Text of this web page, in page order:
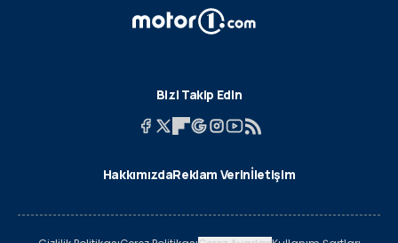
Bizi Takip Edin
HakkımızdaReklam Verinİletişim